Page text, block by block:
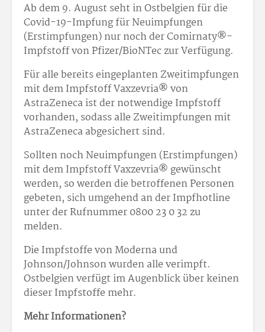
Ab dem 9. August seht in Ostbelgien für die
Covid-19-Impfung für Neuimpfungen
(Erstimpfungen) nur noch der Comirnaty®-
Impfstoff von Pfizer/BioNTec zur Verfügung.
Für alle bereits eingeplanten Zweitimpfungen
mit dem Impfstoff Vaxzevria® von
AstraZeneca ist der notwendige Impfstoff
vorhanden, sodass alle Zweitimpfungen mit
AstraZeneca abgesichert sind.
Sollten noch Neuimpfungen (Erstimpfungen)
mit dem Impfstoff Vaxzevria® gewünscht
werden, so werden die betroffenen Personen
gebeten, sich umgehend an der Impfhotline
unter der Rufnummer 0800 23 0 32 zu
melden.
Die Impfstoffe von Moderna und
Johnson/Johnson wurden alle verimpft.
Ostbelgien verfügt im Augenblick über keinen
dieser Impfstoffe mehr.
Mehr Informationen?